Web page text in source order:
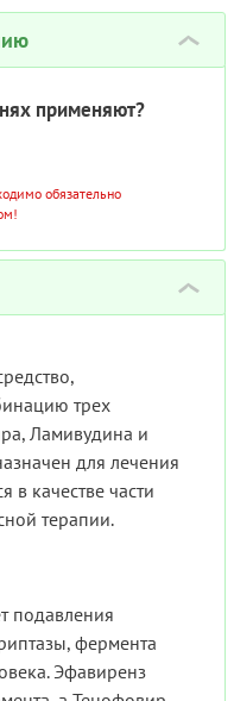
›
применяют?
обязательно
›
трех
Ламивудина и
для лечения
качестве части
терапии.
подавления
фермента
Эфавиренз